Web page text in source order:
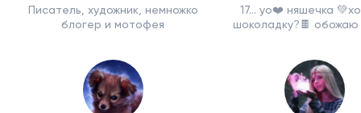
Писатель, художник, немножко
блогер и мотофея
17... yo❤️ няшечка
шоколадку?🍫 обожаю